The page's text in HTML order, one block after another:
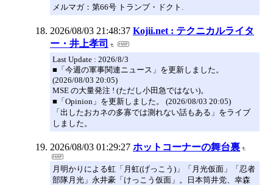
メルマガ：第66号 トランプ・ドクト.
2026/08/03 21:48:37 Kojii.net : テクニカルライタ
ー・井上孝司
Last Update : 2026/8/3
■「今週の軍事関連ニュース」を更新しました。
(2026/08/03 20:05)
MSE の大量発注 ! (ただし小田急ではない)。
■「Opinion」を更新しました。 (2026/08/03 20:05)
「出したおカネの多寡では測れない話もある」をライブ
しました。
2026/08/03 01:29:27 ホットコーナーの舞台裏
月明かりによる虹「月虹(げっこう)」「月光仮面」「忍者
部隊月光」永井豪「けっこう仮面」。日本筒井党、幸森